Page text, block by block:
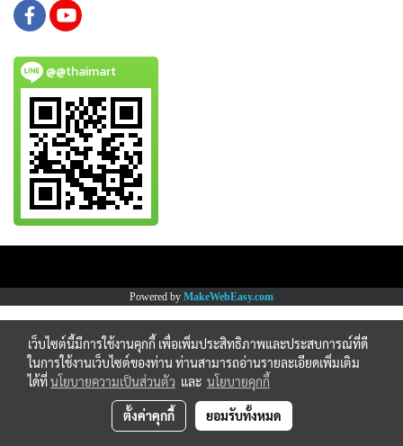
@@thaimart
Powered by MakeWebEasy.com
เว็บไซต์นี้มีการใช้งานคุกกี้ เพื่อเพิ่มประสิทธิภาพและประสบการณ์ที่ดี
ในการใช้งานเว็บไซต์ของท่าน ท่านสามารถอ่านรายละเอียดเพิ่มเติม
ได้ที่นโยบายความเป็นส่วนตัว และ นโยบายคุกกี้
ตั้งค่าคุกกี้ ยอมรับทั้งหมด